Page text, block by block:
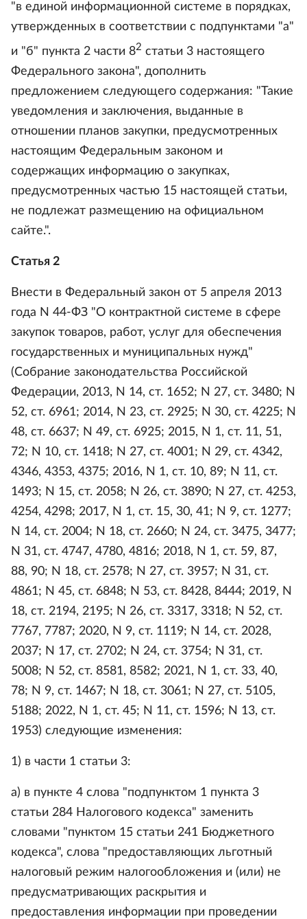
"в единой информационной системе в порядках,
утвержденных в соответствии с подпунктами "а"
и "б" пункта 2 части 82 статьи 3 настоящего
Федерального закона", дополнить
предложением следующего содержания: "Такие
уведомления и заключения, выданные в
отношении планов закупки, предусмотренных
настоящим Федеральным законом и
содержащих информацию о закупках,
предусмотренных частью 15 настоящей статьи,
не подлежат размещению на официальном
сайте.".
Статья 2
Внести в Федеральный закон от 5 апреля 2013
года N 44-ФЗ "О контрактной системе в сфере
закупок товаров, работ, услуг для обеспечения
государственных и муниципальных нужд"
(Собрание законодательства Российской
Федерации, 2013, N 14, ст. 1652; N 27, ст. 3480; N
52, ст. 6961; 2014, N 23, ст. 2925; N 30, ст. 4225; N
48, ст. 6637; N 49, ст. 6925; 2015, N 1, ст. 11, 51,
72; N 10, ст. 1418; N 27, ст. 4001; N 29, ст. 4342,
4346, 4353, 4375; 2016, N 1, ст. 10, 89; N 11, ст.
1493; N 15, ст. 2058; N 26, ст. 3890; N 27, ст. 4253,
4254, 4298; 2017, N 1, ст. 15, 30, 41; N 9, ст. 1277;
N 14, ст. 2004; N 18, ст. 2660; N 24, ст. 3475, 3477;
N 31, ст. 4747, 4780, 4816; 2018, N 1, ст. 59, 87,
88, 90; N 18, ст. 2578; N 27, ст. 3957; N 31, ст.
4861; N 45, ст. 6848; N 53, ст. 8428, 8444; 2019, N
18, ст. 2194, 2195; N 26, ст. 3317, 3318; N 52, ст.
7767, 7787; 2020, N 9, ст. 1119; N 14, ст. 2028,
2037; N 17, ст. 2702; N 24, ст. 3754; N 31, ст.
5008; N 52, ст. 8581, 8582; 2021, N 1, ст. 33, 40,
78; N 9, ст. 1467; N 18, ст. 3061; N 27, ст. 5105,
5188; 2022, N 1, ст. 45; N 11, ст. 1596; N 13, ст.
1953) следующие изменения:
1) в части 1 статьи 3:
а) в пункте 4 слова "подпунктом 1 пункта 3
статьи 284 Налогового кодекса" заменить
словами "пунктом 15 статьи 241 Бюджетного
кодекса", слова "предоставляющих льготный
налоговый режим налогообложения и (или) не
предусматривающих раскрытия и
предоставления информации при проведении